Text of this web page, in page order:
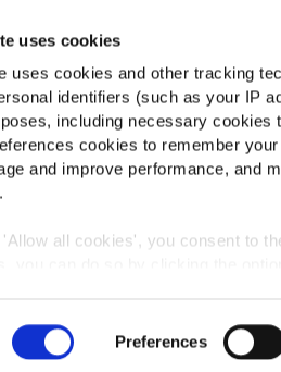
uses cookies
uses cookies and other tracking
identifiers (such as your IP
including necessary
cookies to remember
and improve performance, and
all cookies', you consent to
clicking on the "Cookies" link in the
Preferences
Inspirados Pelas
Emprego
FAQ
©2026